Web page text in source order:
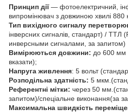
Принцип дії― фотоелектричний,
випромінювач з довжиною хвилі 880
Тип вихідного сигналу
інверсних сигналів, стандарт) / ТТЛ
инверсными сигналами, за запитом)
Вимірюються довжини: до 600 мм
вказати);
Напруга живлення: 5 вольт
Розподільна здатність: 5
Референтні мітки: через 50
запитом)/спеціальне виконання(за
Максимальна швидкість